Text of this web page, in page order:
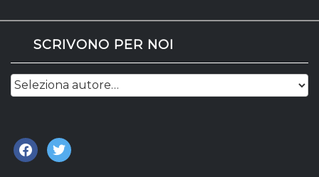
SCRIVONO PER NOI
facebook
twitter